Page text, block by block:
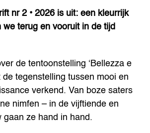
nr 2 • 2026 is uit: een kleurrijk
terug en vooruit in de tijd
de tentoonstelling ‘Bellezza e
de tegenstelling tussen mooi en
verkend. Van boze saters
nimfen – in de vijftiende en
ze hand in hand.